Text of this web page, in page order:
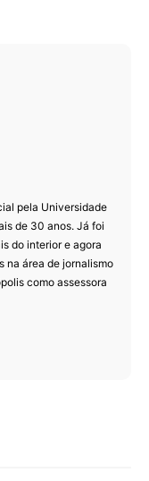
pela Universidade
de 30 anos. Já foi
do interior e agora
na área de jornalismo
como assessora